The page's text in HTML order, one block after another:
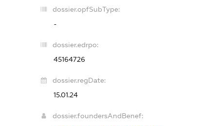
dossier.opfSubType:
-
dossier.edrpo:
45164726
dossier.regDate:
15.01.24
dossier.foundersAndBenef: